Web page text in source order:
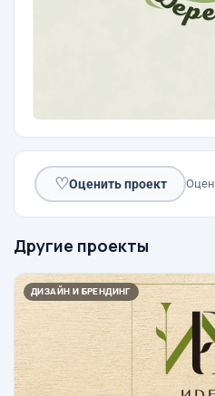
♡Оценить проект
Другие проекты
ДИЗАЙН И БРЕНДИНГ